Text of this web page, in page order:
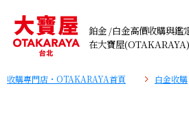
鉑金 /白金高價收購與
在大寶屋(OTAKARAYA)
收購專門店・OTAKARAYA首頁 白金收購